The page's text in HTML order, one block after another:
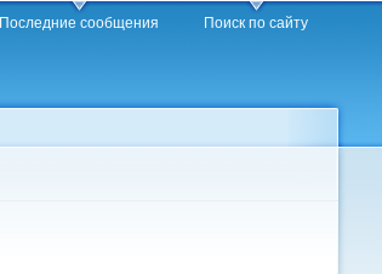
Последние сообщения Поиск по сайту